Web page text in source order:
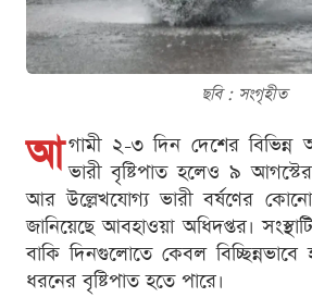
ছবি : সংগৃহীত
আ গামী ২-৩ দিন দেশের বিভিন্ন
ভারী বৃষ্টিপাত হলেও ৯
আর উল্লেখযোগ্য ভারী বর্ষণের
জানিয়েছে আবহাওয়া অধিদপ্তর।
বাকি দিনগুলোতে কেবল বিচ্ছিন্নভাবে
ধরনের বৃষ্টিপাত হতে পারে।